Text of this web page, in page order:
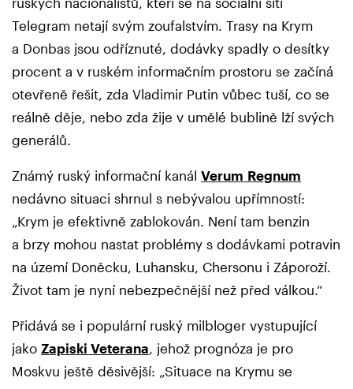
Telegram netají svým zoufalstvím. Trasy na Krym
a Donbas jsou odříznuté, dodávky spadly o desítky
procent a v ruském informačním prostoru se začíná
otevřeně řešit, zda Vladimir Putin vůbec tuší, co se
reálně děje, nebo zda žije v umělé bublině lží svých
generálů.
Známý ruský informační kanál Verum Regnum
nedávno situaci shrnul s nebývalou upřímností:
„Krym je efektivně zablokován. Není tam benzin
a brzy mohou nastat problémy s dodávkami potravin
na území Doněcku, Luhansku, Chersonu i Záporoží.
Život tam je nyní nebezpečnější než před válkou.“
Přidává se i populární ruský milbloger vystupující
jako Zapiski Veterana, jehož prognóza je pro
Moskvu ještě děsivější: „Situace na Krymu se